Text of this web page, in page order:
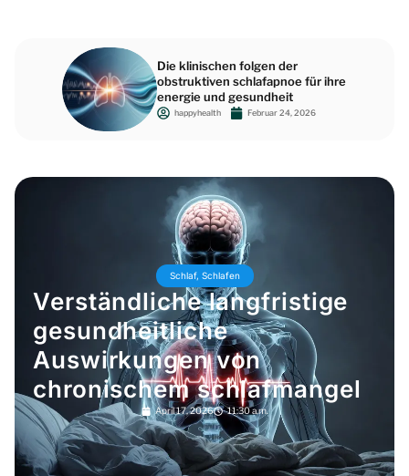
Die klinischen folgen der
obstruktiven schlafapnoe für ihre
energie und gesundheit
happyhealth Februar 24, 2026
Schlaf, Schlafen
Verständliche langfristige
gesundheitliche
Auswirkungen von
chronischem schlafmangel
April 17, 2026 11:30 a.m.